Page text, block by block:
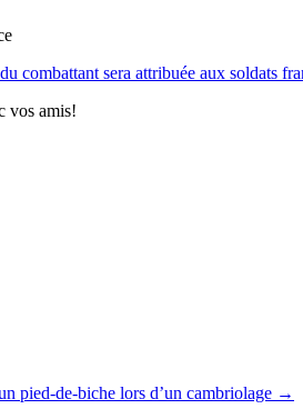
combattant sera attribuée aux soldats
vos amis!
pied-de-biche lors d’un cambriolage →